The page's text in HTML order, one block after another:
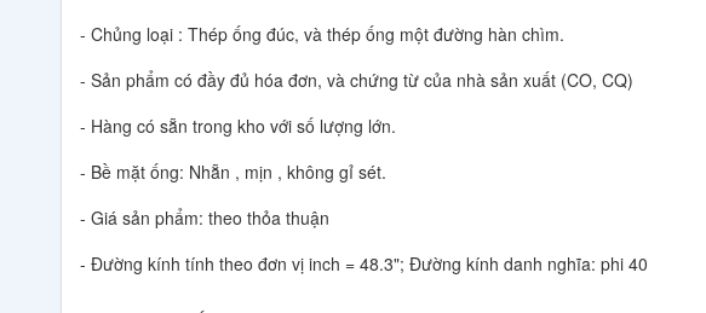
- Chủng loại : Thép ống đúc, và thép ống một đường hàn chìm.
- Sản phẩm có đầy đủ hóa đơn, và chứng từ của nhà sản xuất (CO, CQ)
- Hàng có sẵn trong kho với số lượng lớn.
- Bề mặt ống: Nhẵn , mịn , không gỉ sét.
- Giá sản phẩm: theo thỏa thuận
- Đường kính tính theo đơn vị inch = 48.3"; Đường kính danh nghĩa: phi 40